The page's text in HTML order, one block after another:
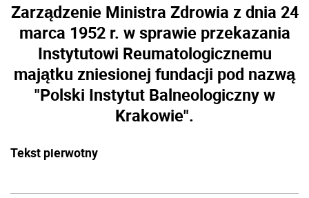
Zarządzenie Ministra Zdrowia z dnia 24
marca 1952 r. w sprawie przekazania
Instytutowi Reumatologicznemu
majątku zniesionej fundacji pod nazwą
"Polski Instytut Balneologiczny w
Krakowie".
Tekst pierwotny